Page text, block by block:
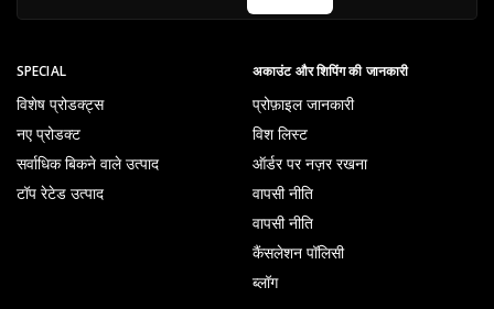
SPECIAL
विशेष प्रोडक्ट्स
नए प्रोडक्ट
सर्वाधिक बिकने वाले उत्पाद
टॉप रेटेड उत्पाद
अकाउंट और शिपिंग की जानकारी
प्रोफ़ाइल जानकारी
विश लिस्ट
ऑर्डर पर नज़र रखना
वापसी नीति
वापसी नीति
कैंसलेशन पॉलिसी
ब्लॉग